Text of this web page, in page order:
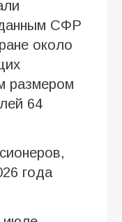
СФР
около
размером
64
года